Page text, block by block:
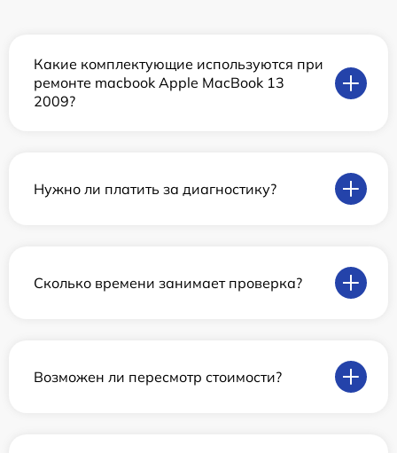
Какие комплектующие используются при
ремонте macbook Apple MacBook 13
2009?
Нужно ли платить за диагностику?
Сколько времени занимает проверка?
Возможен ли пересмотр стоимости?